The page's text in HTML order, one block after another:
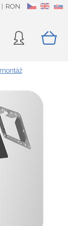
CZ EN SK
RON